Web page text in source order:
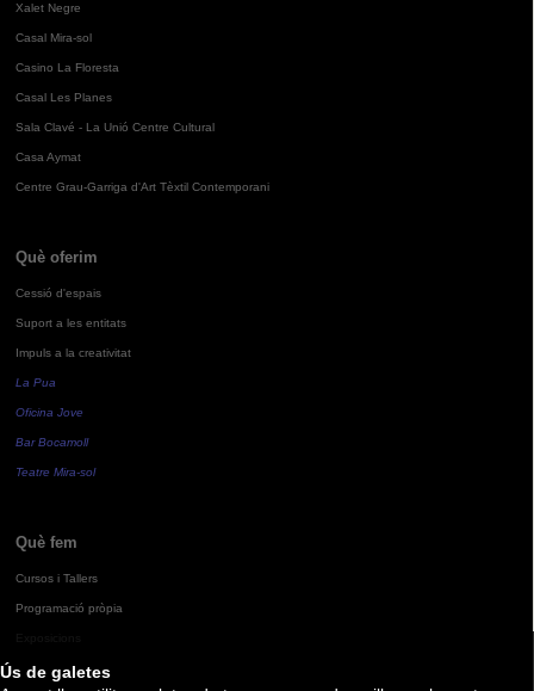
Ús de galetes
Xalet Negre
Casal Mira-sol
Casino La Floresta
Casal Les Planes
Sala Clavé - La Unió Centre Cultural
Casa Aymat
Centre Grau-Garriga d'Art Tèxtil Contemporani
Què oferim
Cessió d'espais
Suport a les entitats
Impuls a la creativitat
La Pua
Oficina Jove
Bar Bocamoll
Teatre Mira-sol
Què fem
Cursos i Tallers
Programació pròpia